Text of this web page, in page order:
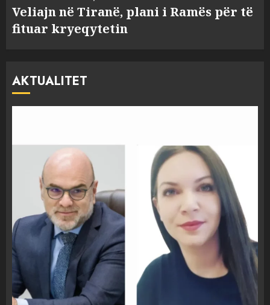
Veliajn në Tiranë, plani i Ramës për të
fituar kryeqytetin
AKTUALITET